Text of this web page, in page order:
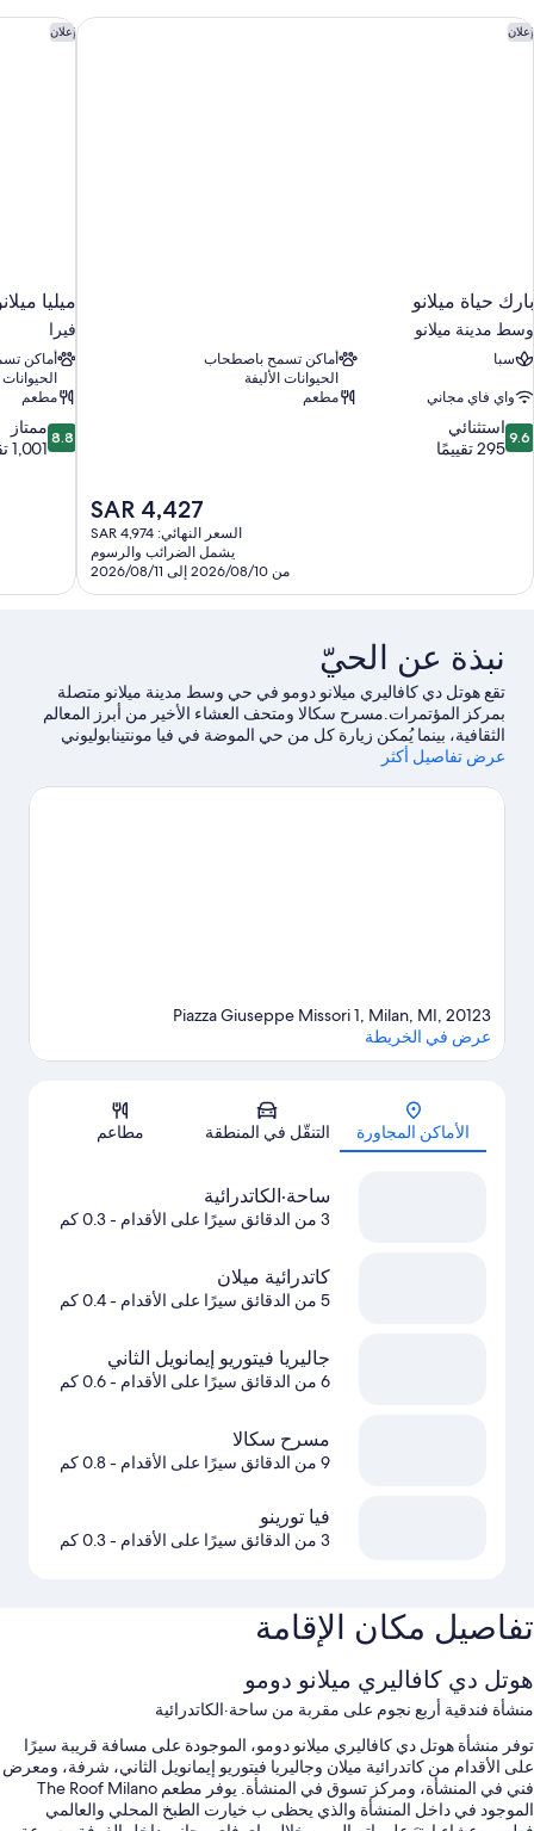
إعلان
بارك حياة ميلانو
وسط مدينة ميلانو
سبا
أماكن تسمح باصطحاب
الحيوانات الأليفة
واي فاي مجاني
مطعم
9.6
من
9.6 استثنائي
295 تقييمًا
السعر
الحالي
هو
SAR
4,427
SAR 4,427
السعر النهائي: SAR 4,974
يشمل الضرائب والرسوم
من 2026/08/10 إلى 2026/08/11
بارك حياة ميلانو إعلان
ميليا
فيرا
أماكن
الحيوانات
مطعم
8.8
من
8.8 ممتاز
1,001 تقييم
ميليا
نبذة عن الحيّ
تقع هوتل دي كافاليري ميلانو دومو في حي وسط مدينة ميلانو متصلة
بمركز المؤتمرات.مسرح سكالا ومتحف العشاء الأخير من أبرز المعالم
الثقافية، بينما يُمكن زيارة كل من حي الموضة في فيا مونتينابوليوني
وجاليريا فيتوريو إيمانويل الثاني إذا كنت تنوي التسوق.هل تطلع إلى
سان سيرو أو مضمار·مونزا الوطني.يحب النزلاء الموقع موقع مركزي
عرض تفاصيل أكثر
الخريطة
Piazza Giuseppe Missori 1, Milan, MI, 20123
عرض في الخريطة
الأماكن المجاورة التنقّل في المنطقة مطاعم
ساحة·الكاتدرائية
3 من الدقائق سيرًا على الأقدام - 0.3 كم
كاتدرائية ميلان
5 من الدقائق سيرًا على الأقدام - 0.4 كم
جاليريا فيتوريو إيمانويل الثاني
6 من الدقائق سيرًا على الأقدام - 0.6 كم
مسرح سكالا
9 من الدقائق سيرًا على الأقدام - 0.8 كم
فيا تورينو
3 من الدقائق سيرًا على الأقدام - 0.3 كم
تفاصيل مكان الإقامة
هوتل دي كافاليري ميلانو دومو
منشأة فندقية أربع نجوم على مقربة من ساحة·الكاتدرائية
توفر منشأة هوتل دي كافاليري ميلانو دومو، الموجودة على مسافة قريبة سيرًا
على الأقدام من كاتدرائية ميلان وجاليريا فيتوريو إيمانويل الثاني، شرفة، ومعرض
فني في المنشأة، ومركز تسوق في المنشأة. يوفر مطعم The Roof Milano
الموجود في داخل المنشأة والذي يحظى ب خيارت الطبخ المحلي والعالمي